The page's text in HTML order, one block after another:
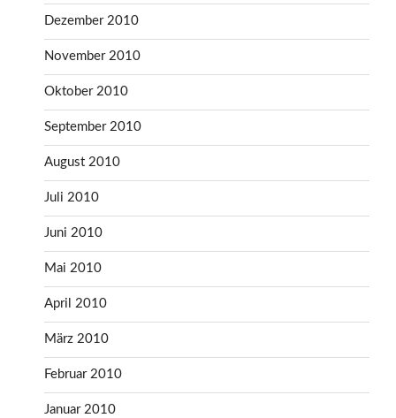
Dezember 2010
November 2010
Oktober 2010
September 2010
August 2010
Juli 2010
Juni 2010
Mai 2010
April 2010
März 2010
Februar 2010
Januar 2010